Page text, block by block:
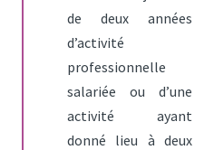
de deux années
d’activité
professionnelle
salariée ou d’une
activité ayant
donné lieu à deux